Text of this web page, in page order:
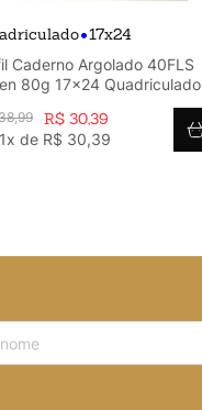
•17x24
Caderno Argolado 40FLS
80g 17x24 Quadriculado
,99 R$ 30,39
1x de R$ 30,39